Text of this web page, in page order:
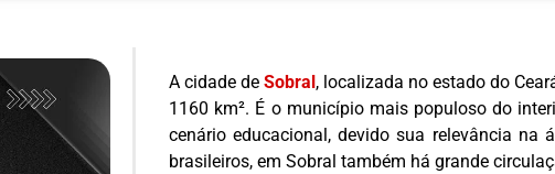
A cidade de Sobral , localizada no estado do
1160 km². É o município mais populoso do
cenário educacional, devido sua relevância na
brasileiros, em Sobral também há grande